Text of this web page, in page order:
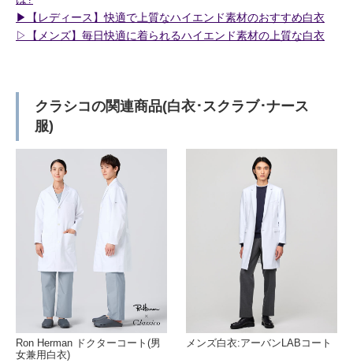
▶︎【レディース】快適で上質なハイエンド素材のおすすめ白衣
▷【メンズ】毎日快適に着られるハイエンド素材の上質な白衣
クラシコの関連商品(白衣･スクラブ･ナース
服)
Ron Herman ドクターコート(男
女兼用白衣)
メンズ白衣:アーバンLABコート